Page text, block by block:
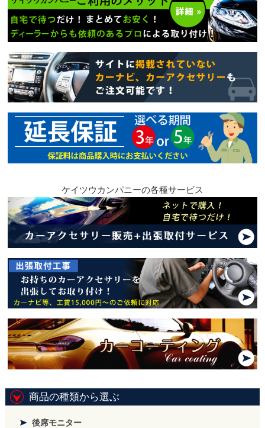
ケイツウカンパニーの各種サービス
商品の種類から選ぶ
後席モニター